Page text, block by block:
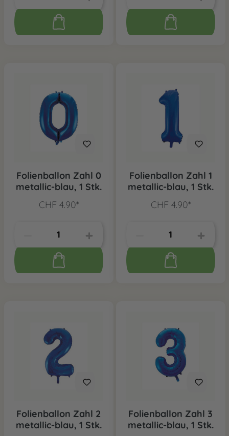
Folienballon Zahl 0
metallic-blau, 1 Stk.
CHF 4.90*
Folienballon Zahl 1
metallic-blau, 1 Stk.
CHF 4.90*
Folienballon Zahl 2
metallic-blau, 1 Stk.
Folienballon Zahl 3
metallic-blau, 1 Stk.